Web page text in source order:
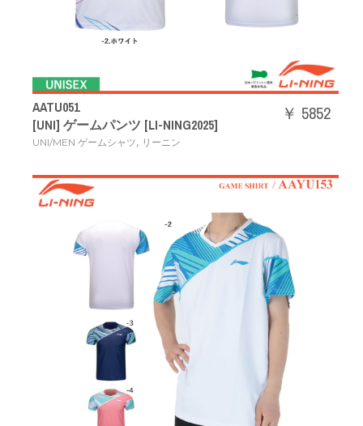
AATU051
[UNI] ゲームパンツ [LI-NING2025]
UNI/MEN ゲームシャツ, リーニン
￥ 5852